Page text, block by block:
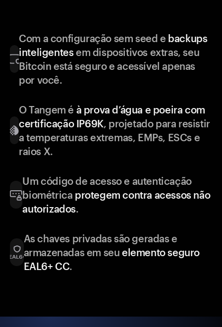
Com a configuração sem seed e backups
inteligentesem dispositivos extras, seu
Bitcoin está seguro e acessível apenas
por você.
O Tangem é à prova d’água e poeira com
certificação IP69K, projetado para resistir
a temperaturas extremas, EMPs, ESCs e
raios X.
Um código de acesso e autenticação
biométrica protegem contra acessos não
autorizados.
As chaves privadas são geradas e
armazenadas em seu elemento seguro
EAL6+ CC.